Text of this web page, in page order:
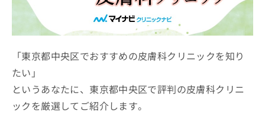
「東京都中央区でおすすめの皮膚科クリニックを知り
たい」
というあなたに、東京都中央区で評判の皮膚科クリニ
ックを厳選してご紹介します。
ビ
関
す
お
ら
広
告
出
広
告
代